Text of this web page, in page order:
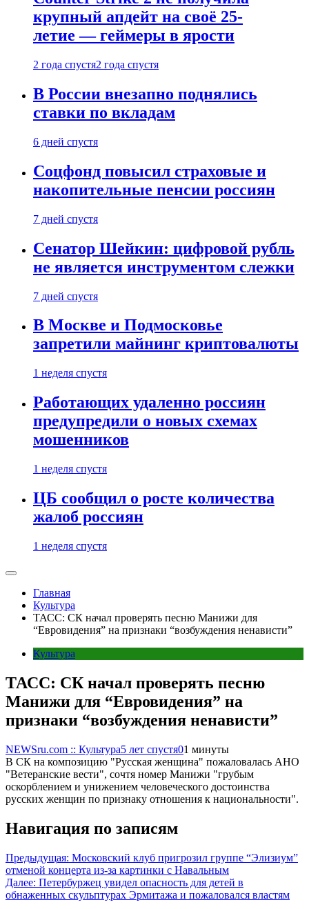
крупный апдейт на своё 25-
летие — геймеры в ярости
2 года спустя2 года спустя
В России внезапно поднялись
ставки по вкладам
6 дней спустя
Соцфонд повысил страховые и
накопительные пенсии россиян
7 дней спустя
Сенатор Шейкин: цифровой рубль
не является инструментом слежки
7 дней спустя
В Москве и Подмосковье
запретили майнинг криптовалюты
1 неделя спустя
Работающих удаленно россиян
предупредили о новых схемах
мошенников
1 неделя спустя
ЦБ сообщил о росте количества
жалоб россиян
1 неделя спустя
Главная
Культура
ТАСС: СК начал проверять песню Манижи для
“Евровидения” на признаки “возбуждения ненависти”
Культура
ТАСС: СК начал проверять песню
Манижи для “Евровидения” на
признаки “возбуждения ненависти”
NEWSru.com :: Культура5 лет спустя01 минуты
В СК на композицию "Русская женщина" пожаловалась АНО
"Ветеранские вести", сочтя номер Манижи "грубым
оскорблением и унижением человеческого достоинства
русских женщин по признаку отношения к национальности".
Навигация по записям
Предыдущая: Московский клуб пригрозил группе “Элизиум”
отменой концерта из-за картинки с Навальным
Далее: Петербуржец увидел опасность для детей в
обнаженных скульптурах Эрмитажа и пожаловался властям